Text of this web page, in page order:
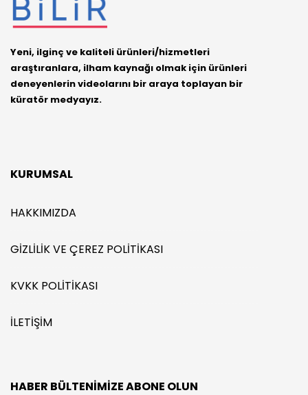
Yeni, ilginç ve kaliteli ürünleri/hizmetleri
araştıranlara, ilham kaynağı olmak için ürünleri
deneyenlerin videolarını bir araya toplayan bir
küratör medyayız.
KURUMSAL
HAKKIMIZDA
GIZLILIK VE ÇEREZ POLITIKASI
KVKK POLITIKASI
İLETIŞIM
HABER BÜLTENIMIZE ABONE OLUN